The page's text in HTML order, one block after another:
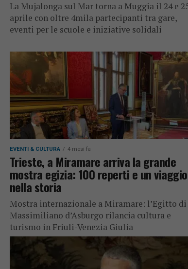
La Mujalonga sul Mar torna a Muggia il 24 e
aprile con oltre 4mila partecipanti tra gare,
eventi per le scuole e iniziative solidali
EVENTI & CULTURA 4 mesi fa
Trieste, a Miramare arriva la grande
mostra egizia: 100 reperti e un viaggio
nella storia
Mostra internazionale a Miramare: l’Egitto di
Massimiliano d’Asburgo rilancia cultura e
turismo in Friuli-Venezia Giulia